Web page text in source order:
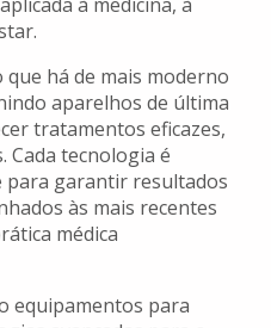
que há de mais moderno
aparelhos de última
tratamentos eficazes,
Cada tecnologia é
para garantir resultados
às mais recentes
médica
equipamentos para